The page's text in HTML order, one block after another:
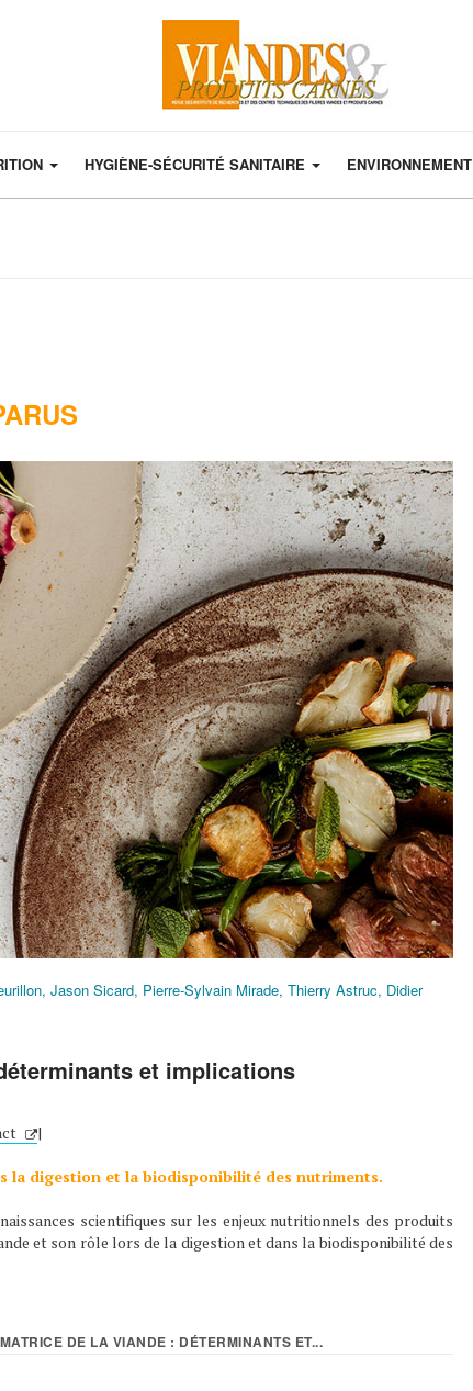
HYGIÈNE-SÉCURITÉ SANITAIRE ENVIRONNEMENT
Jason Sicard, Pierre-Sylvain Mirade, Thierry Astruc, Didier
et implications
|
la digestion et la biodisponibilité des nutriments.
scientifiques sur les enjeux nutritionnels des produits
et son rôle lors de la digestion et dans la biodisponibilité des
DE LA VIANDE : DÉTERMINANTS ET...